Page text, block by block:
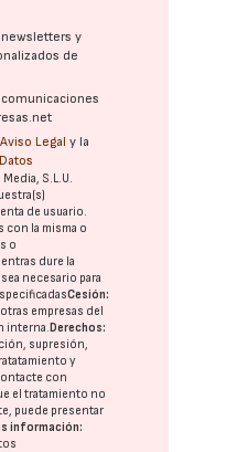
y
de
Aviso Legal y la
S.L.U.
de usuario.
con la misma o
o
dure la
necesario para
Cesión:
empresas del
interna.Derechos:
supresión,
y
con
el tratamiento no
puede presentar
información: